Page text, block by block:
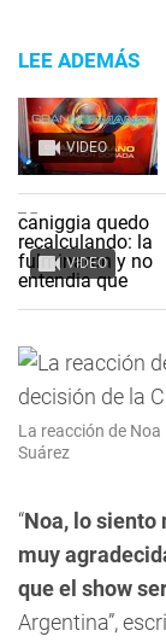
LEE ADEMÁS
VIDEO
VIDEO
La reacción de
Suárez
“Noa, lo siento
muy
que el show
Argentina”,